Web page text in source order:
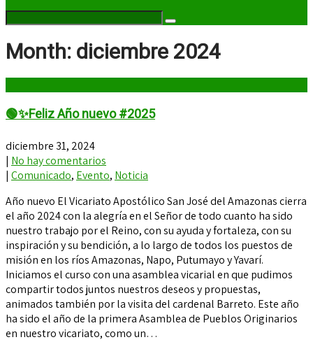
Month: diciembre 2024
🟢✨Feliz Año nuevo #2025
diciembre 31, 2024
| No hay comentarios
| Comunicado, Evento, Noticia
Año nuevo El Vicariato Apostólico San José del Amazonas cierra
el año 2024 con la alegría en el Señor de todo cuanto ha sido
nuestro trabajo por el Reino, con su ayuda y fortaleza, con su
inspiración y su bendición, a lo largo de todos los puestos de
misión en los ríos Amazonas, Napo, Putumayo y Yavarí.
Iniciamos el curso con una asamblea vicarial en que pudimos
compartir todos juntos nuestros deseos y propuestas,
animados también por la visita del cardenal Barreto. Este año
ha sido el año de la primera Asamblea de Pueblos Originarios
en nuestro vicariato, como un…